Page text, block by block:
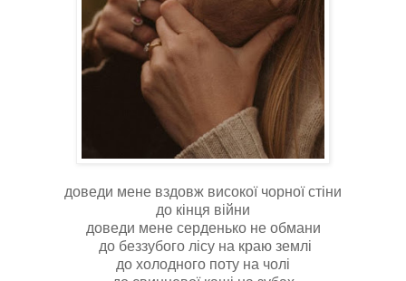
доведи мене вздовж високої чорної стіни
до кінця війни
доведи мене серденько не обмани
до беззубого лісу на краю землі
до холодного поту на чолі